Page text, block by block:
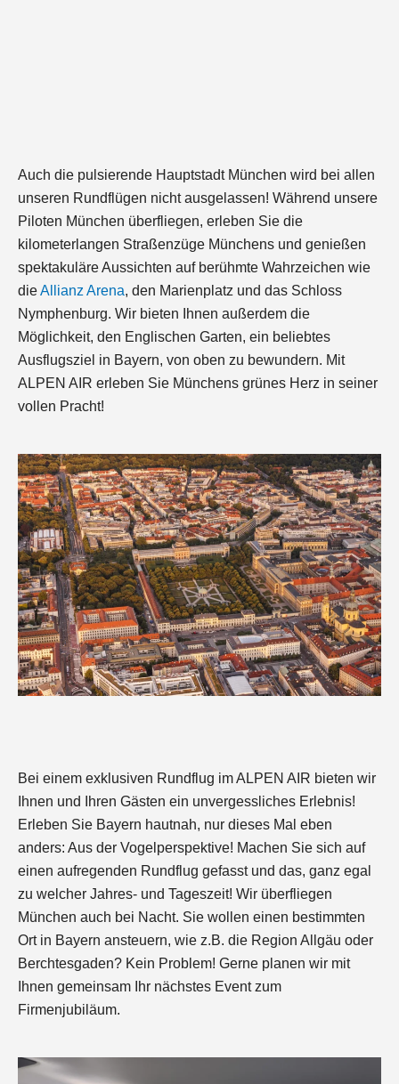
Auch die pulsierende Hauptstadt München wird bei allen
unseren Rundflügen nicht ausgelassen! Während unsere
Piloten München überfliegen, erleben Sie die
kilometerlangen Straßenzüge Münchens und genießen
spektakuläre Aussichten auf berühmte Wahrzeichen wie
dieAllianz Arena, den Marienplatz und das Schloss
Nymphenburg. Wir bieten Ihnen außerdem die
Möglichkeit, den Englischen Garten, ein beliebtes
Ausflugsziel in Bayern, von oben zu bewundern. Mit
ALPEN AIR erleben Sie Münchens grünes Herz in seiner
vollen Pracht!
Bei einem exklusiven Rundflug im ALPEN AIR bieten wir
Ihnen und Ihren Gästen ein unvergessliches Erlebnis!
Erleben Sie Bayern hautnah, nur dieses Mal eben
anders: Aus der Vogelperspektive! Machen Sie sich auf
einen aufregenden Rundflug gefasst und das, ganz egal
zu welcher Jahres- und Tageszeit! Wir überfliegen
München auch bei Nacht. Sie wollen einen bestimmten
Ort in Bayern ansteuern, wie z.B. die Region Allgäu oder
Berchtesgaden? Kein Problem! Gerne planen wir mit
Ihnen gemeinsam Ihr nächstes Event zum
Firmenjubiläum.